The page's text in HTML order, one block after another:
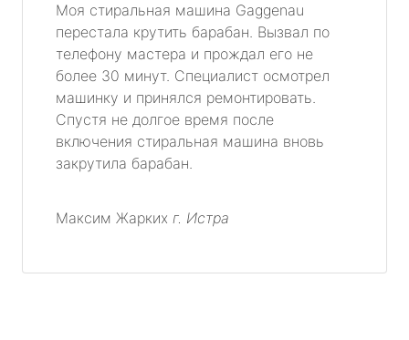
Моя стиральная машина Gaggenau
перестала крутить барабан. Вызвал по
телефону мастера и прождал его не
более 30 минут. Специалист осмотрел
машинку и принялся ремонтировать.
Спустя не долгое время после
включения стиральная машина вновь
закрутила барабан.
Максим Жарких г. Истра